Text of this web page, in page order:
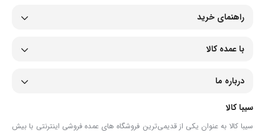
راهنمای خرید
با عمده کالا
درباره ما
سیبا کالا
سیبا کالا به عنوان یکی از قدیمی‌ترین فروشگاه های عمده فروشی اینترنتی با بیش